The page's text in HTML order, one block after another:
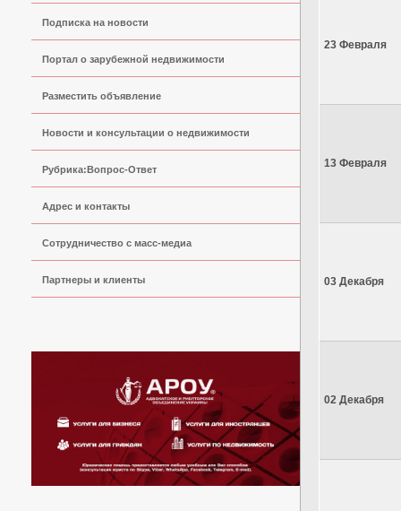
Подписка на новости
Портал о зарубежной недвижимости
Разместить объявление
Новости и консультации о недвижимости
Рубрика:Вопрос-Ответ
Адрес и контакты
Сoтрудничество с масс-медиа
Партнеры и клиенты
23 Февраля
13 Февраля
03 Декабря
02 Декабря